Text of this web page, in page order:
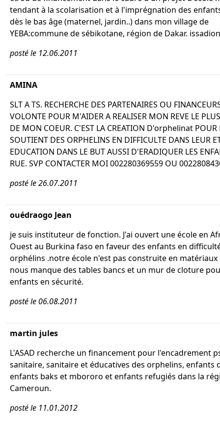
tendant à la scolarisation et à l'imprégnation des
dès le bas âge (maternel, jardin..) dans mon village de
YEBA:commune de sébikotane, région de Dakar.
posté le 12.06.2011
AMINA
SLT A TS. RECHERCHE DES PARTENAIRES OU
VOLONTE POUR M'AIDER A REALISER MON REVE LE
DE MON COEUR. C'EST LA CREATION D'orphelinat POUR
SOUTIENT DES ORPHELINS EN DIFFICULTE DANS LEUR
EDUCATION DANS LE BUT AUSSI D'ERADIQUER LES
RUE. SVP CONTACTER MOI 002280369559 OU
posté le 26.07.2011
ouédraogo Jean
je suis instituteur de fonction. J'ai ouvert une école en
Ouest au Burkina faso en faveur des enfants en
orphélins .notre école n'est pas construite en
nous manque des tables bancs et un mur de cloture
enfants en sécurité.
posté le 06.08.2011
martin jules
L'ASAD recherche un financement pour l'encadrement
sanitaire, sanitaire et éducatives des orphelins, enfants
enfants baks et mbororo et enfants refugiés dans la
Cameroun.
posté le 11.01.2012